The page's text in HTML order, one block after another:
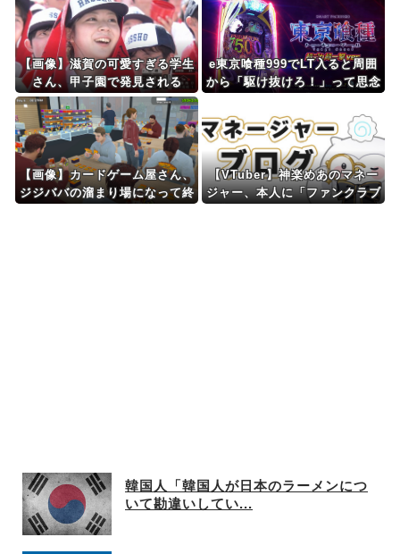
Powered by livedoor 相互RSS
【画像】滋賀の可愛すぎる学生
さん、甲子園で発見される
e東京喰種999でLT入ると周囲
から「駆け抜けろ！」って思念
【画像】カードゲーム屋さん、
ジジババの溜まり場になって終
【VTuber】神楽めあのマネー
ジャー、本人に「ファンクラブ
韓国人「韓国人が日本のラーメンにつ
いて勘違いしてい...